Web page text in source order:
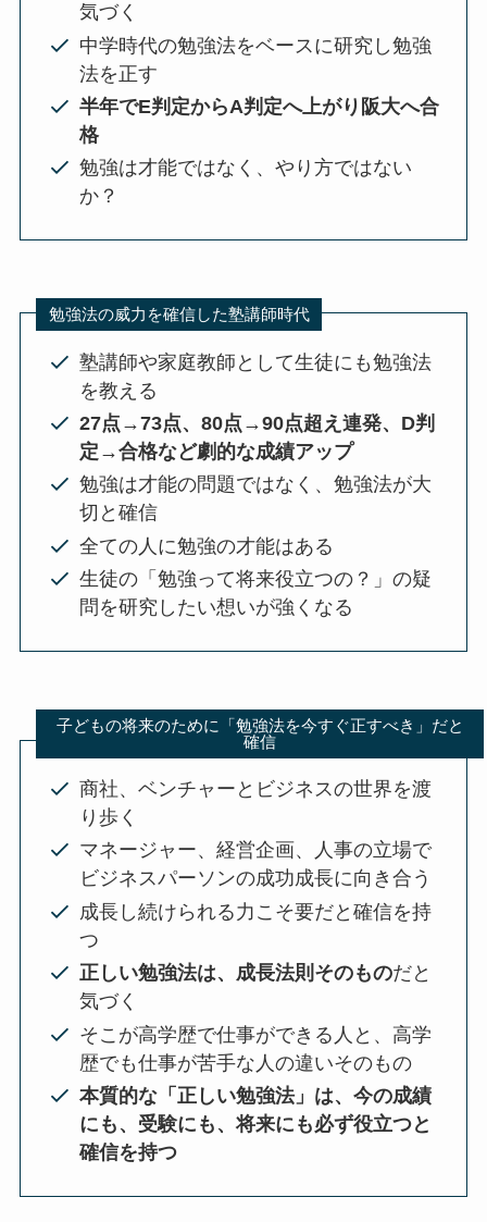
気づく
中学時代の勉強法をベースに研究し勉強
法を正す
半年でE判定からA判定へ上がり阪大へ合
格
勉強は才能ではなく、やり方ではない
か？
勉強法の威力を確信した塾講師時代
塾講師や家庭教師として生徒にも勉強法
を教える
27点→73点、80点→90点超え連発、D判
定→合格など劇的な成績アップ
勉強は才能の問題ではなく、勉強法が大
切と確信
全ての人に勉強の才能はある
生徒の「勉強って将来役立つの？」の疑
問を研究したい想いが強くなる
子どもの将来のために「勉強法を今すぐ正すべき」だと
確信
商社、ベンチャーとビジネスの世界を渡
り歩く
マネージャー、経営企画、人事の立場で
ビジネスパーソンの成功成長に向き合う
成長し続けられる力こそ要だと確信を持
つ
正しい勉強法は、成長法則そのものだと
気づく
そこが高学歴で仕事ができる人と、高学
歴でも仕事が苦手な人の違いそのもの
本質的な「正しい勉強法」は、今の成績
にも、受験にも、将来にも必ず役立つと
確信を持つ